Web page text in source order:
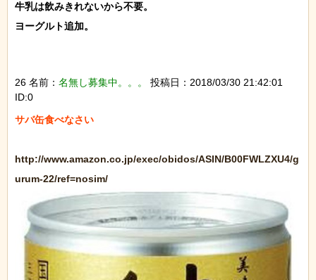
牛乳は飲みきれないから不要。
ヨーグルト追加。
26 名前： 名無し募集中。。。
投稿日：2018/03/30 21:42:01
ID:0
サバ缶食べなさい
http://www.amazon.co.jp/exec/obidos/ASIN/B00FWLZXU4/g
urum-22/ref=nosim/